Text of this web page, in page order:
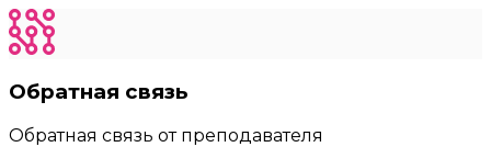
Обратная связь
Обратная связь от преподавателя